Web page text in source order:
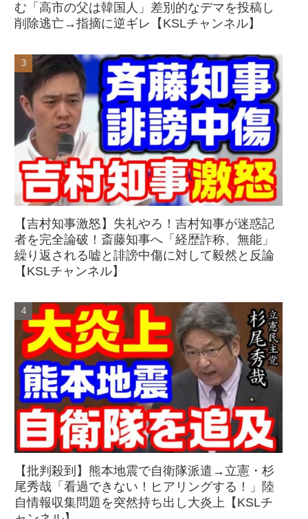
む「高市の父は韓国人」差別的なデマを投稿し
削除逃亡→指摘に逆ギレ【KSLチャンネル】
【吉村知事激怒】失礼やろ！吉村知事が迷惑記
者を完全論破！斎藤知事へ「経歴詐称、無能」
繰り返される嘘と誹謗中傷に対して毅然と反論
【KSLチャンネル】
【批判殺到】熊本地震で自衛隊派遣→立憲・杉
尾秀哉「看過できない！ヒアリングする！」陸
自情報収集問題を突然持ち出し大炎上【KSLチ